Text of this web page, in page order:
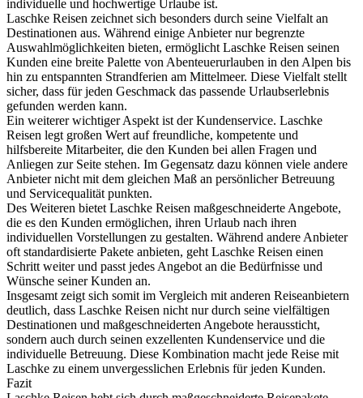
individuelle und hochwertige Urlaube ist.
Laschke Reisen zeichnet sich besonders durch seine Vielfalt an
Destinationen aus. Während einige Anbieter nur begrenzte
Auswahlmöglichkeiten bieten, ermöglicht Laschke Reisen seinen
Kunden eine breite Palette von Abenteuerurlauben in den Alpen bis
hin zu entspannten Strandferien am Mittelmeer. Diese Vielfalt stellt
sicher, dass für jeden Geschmack das passende Urlaubserlebnis
gefunden werden kann.
Ein weiterer wichtiger Aspekt ist der Kundenservice. Laschke
Reisen legt großen Wert auf freundliche, kompetente und
hilfsbereite Mitarbeiter, die den Kunden bei allen Fragen und
Anliegen zur Seite stehen. Im Gegensatz dazu können viele andere
Anbieter nicht mit dem gleichen Maß an persönlicher Betreuung
und Servicequalität punkten.
Des Weiteren bietet Laschke Reisen maßgeschneiderte Angebote,
die es den Kunden ermöglichen, ihren Urlaub nach ihren
individuellen Vorstellungen zu gestalten. Während andere Anbieter
oft standardisierte Pakete anbieten, geht Laschke Reisen einen
Schritt weiter und passt jedes Angebot an die Bedürfnisse und
Wünsche seiner Kunden an.
Insgesamt zeigt sich somit im Vergleich mit anderen Reiseanbietern
deutlich, dass Laschke Reisen nicht nur durch seine vielfältigen
Destinationen und maßgeschneiderten Angebote heraussticht,
sondern auch durch seinen exzellenten Kundenservice und die
individuelle Betreuung. Diese Kombination macht jede Reise mit
Laschke zu einem unvergesslichen Erlebnis für jeden Kunden.
Fazit